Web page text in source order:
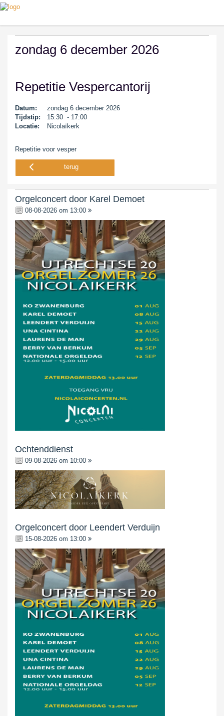
zondag 6 december 2026
Repetitie Vespercantorij
Datum:
zondag 6 december 2026
Tijdstip:
15:30 - 17:00
Locatie:
Nicolaïkerk
Repetitie voor vesper
terug
Orgelconcert door Karel Demoet
08-08-2026 om 13:00
Ochtenddienst
09-08-2026 om 10:00
Orgelconcert door Leendert Verduijn
15-08-2026 om 13:00